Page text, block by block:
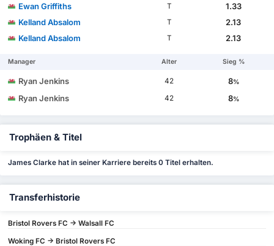
Ewan Griffiths
T
1.33
Kelland Absalom
T
2.13
Kelland Absalom
T 2.13
Manager Alter Sieg %
Ryan Jenkins 42 8%
Ryan Jenkins 42 8%
Trophäen & Titel
James Clarke hat in seiner Karriere bereits 0 Titel erhalten.
Transferhistorie
Bristol Rovers FC -> Walsall FC
Woking FC -> Bristol Rovers FC